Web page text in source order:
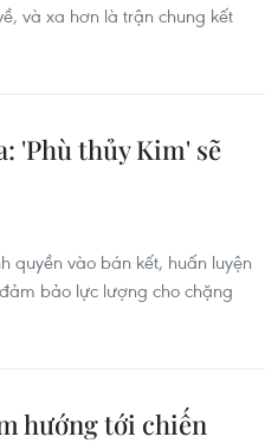
và xa hơn là trận chung kết
'Phù thủy Kim' sẽ
quyền vào bán kết, huấn luyện
bảo lực lượng cho chặng
hướng tới chiến